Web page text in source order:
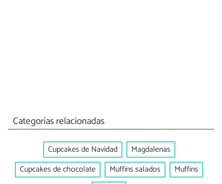
Categorías relacionadas
Cupcakes de Navidad
Magdalenas
Cupcakes de chocolate
Muffins salados
Muffins